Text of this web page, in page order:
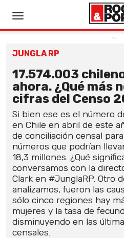
JUNGLA RP
17.574.003
ahora. ¿Qué más
cifras del Censo
Si bien ese es el número
en Chile en abril de este
de conciliación censal
números que podrían
18,3 millones. ¿Qué
conversamos con la
Clark en #JunglaRP. Otro
analizamos, fueron las
sólo cinco regiones hay
mujeres y la tasa de
disminuyendo en las
censales.